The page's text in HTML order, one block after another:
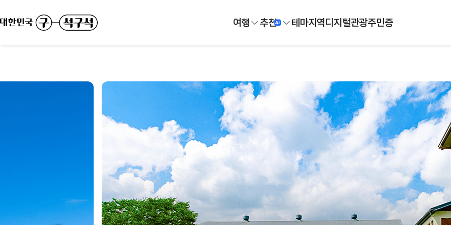
여행 추천 테마지역디지털관광주민증